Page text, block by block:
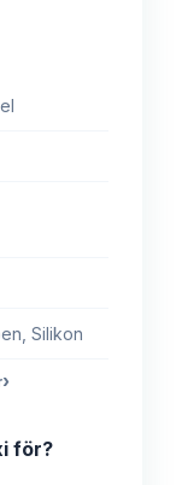
Silikon
›
för?